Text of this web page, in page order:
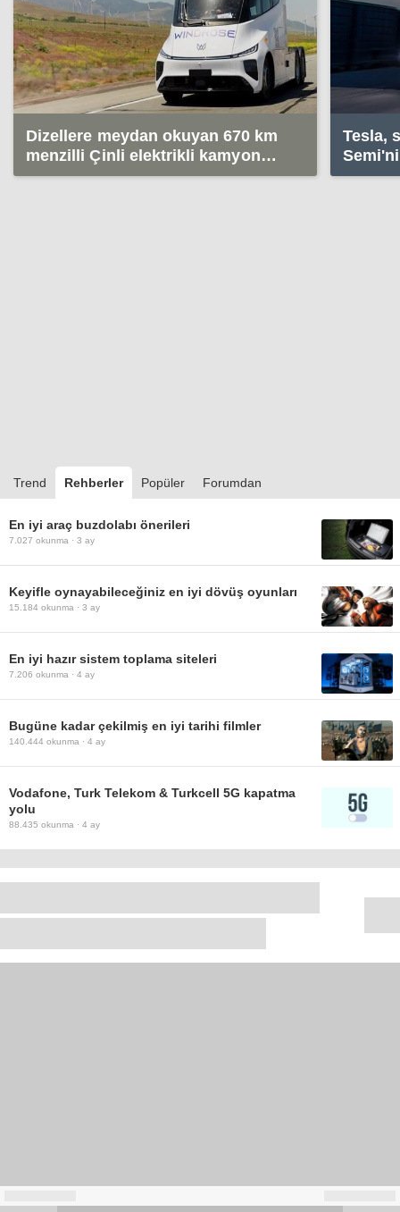
Dizellere meydan okuyan 670 km
menzilli Çinli elektrikli kamyon
yollarda: 38 dk'da %80 şarj
Tesla,
Trend Rehberler Popüler Forumdan
En iyi araç buzdolabı önerileri
7.027 okunma · 3 ay
Keyifle oynayabileceğiniz en iyi dövüş oyunları
15.184 okunma · 3 ay
En iyi hazır sistem toplama siteleri
7.206 okunma · 4 ay
Bugüne kadar çekilmiş en iyi tarihi filmler
140.444 okunma · 4 ay
Vodafone, Turk Telekom & Turkcell 5G kapatma
yolu
88.435 okunma · 4 ay